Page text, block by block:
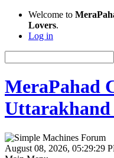
Welcome to
Lovers.
Log in
MeraPahad
Uttarakhand
August 08, 2026, 05:29:29